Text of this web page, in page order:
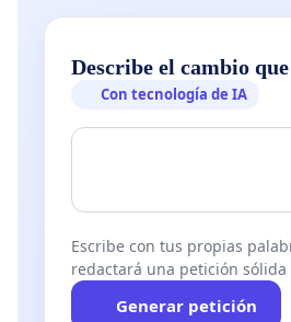
Describe el cambio
Con tecnología de IA
Escribe con tus propias
redactará una petición sólida
Generar petición